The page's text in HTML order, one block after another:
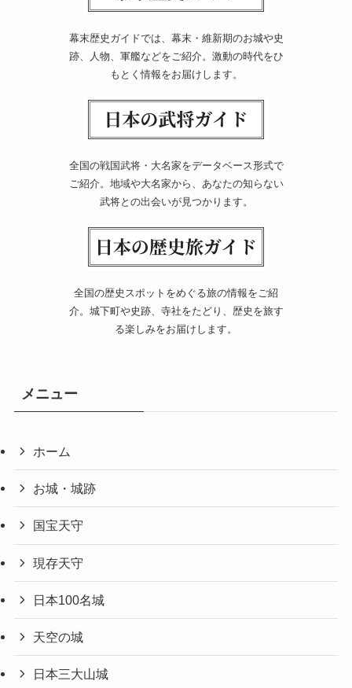
幕末歴史ガイドでは、幕末・維新期のお城や史
跡、人物、軍艦などをご紹介。激動の時代をひ
もとく情報をお届けします。
全国の戦国武将・大名家をデータベース形式で
ご紹介。地域や大名家から、あなたの知らない
武将との出会いが見つかります。
全国の歴史スポットをめぐる旅の情報をご紹
介。城下町や史跡、寺社をたどり、歴史を旅す
る楽しみをお届けします。
メニュー
ホーム
お城・城跡
国宝天守
現存天守
日本100名城
天空の城
日本三大山城